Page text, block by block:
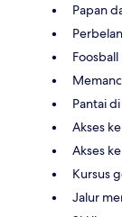
Papan
Foosball
Pantai
Akses
Akses
Kursus
Jalur